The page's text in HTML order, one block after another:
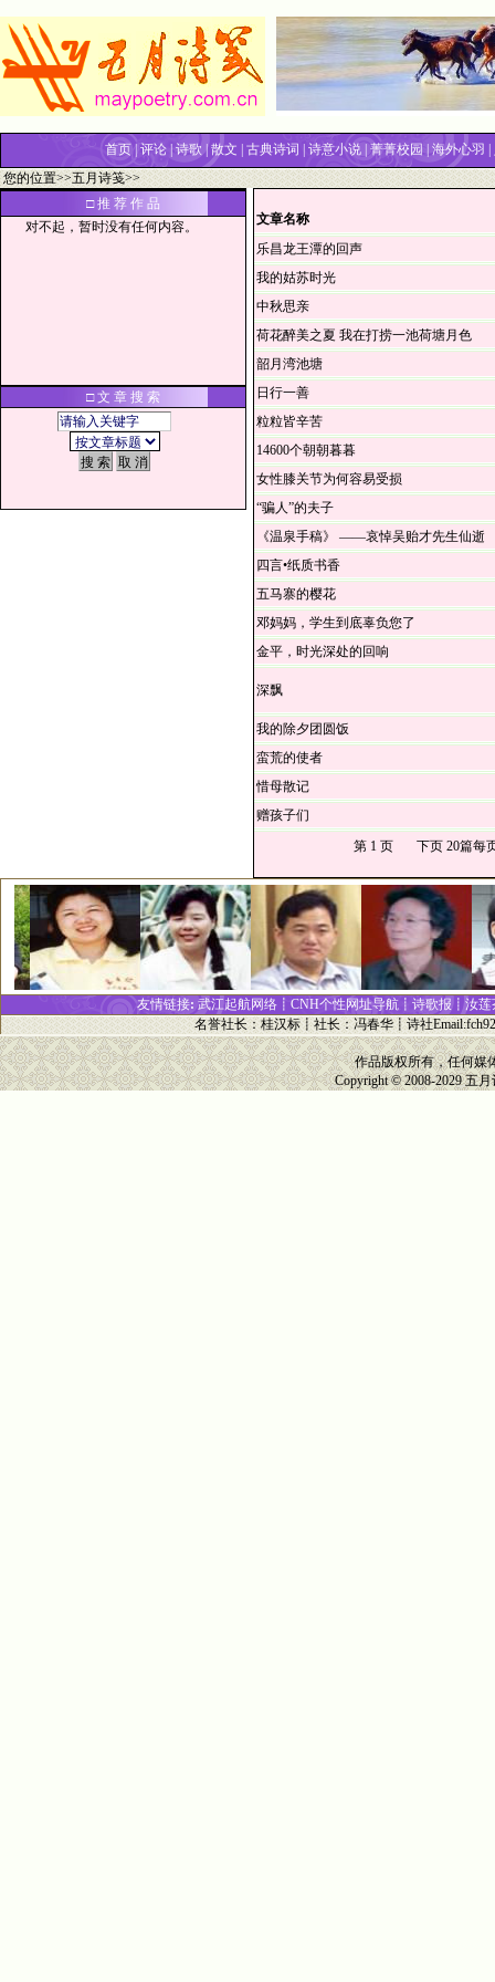
首页 评论 诗歌 |散文 古典诗词 诗意小说 菁菁校园| 海外心羽
您的位置>>五月诗笺>>
□ 推 荐 作 品
对不起，暂时没有任何内容。
□ 文 章 搜 索
文章名称
乐昌龙王潭的回声
我的姑苏时光
中秋思亲
荷花醉美之夏 我在打捞一池荷塘月色
韶月湾池塘
日行一善
粒粒皆辛苦
14600个朝朝暮暮
女性膝关节为何容易受损
“骗人”的夫子
《温泉手稿》 ——哀悼吴贻才先生仙逝
四言•纸质书香
五马寨的樱花
邓妈妈，学生到底辜负您了
金平，时光深处的回响
深飘
我的除夕团圆饭
蛮荒的使者
惜母散记
赠孩子们
第 1 页
下页 20篇每
友情链接: 武江起航网络┋ CNH个性网址导航┋ 诗歌报┋汝莲
名誉社长：桂汉标┋社长：冯春华┋诗社Email:
作品版权所有，任何媒
Copyright © 2008-2029 五月